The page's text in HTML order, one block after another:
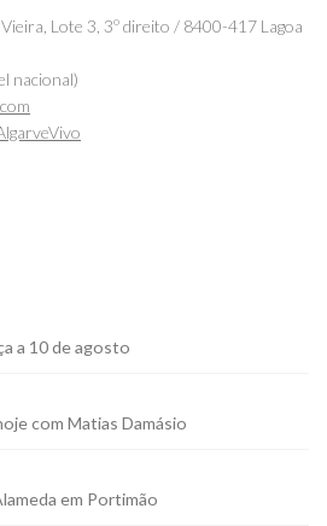
Lote 3, 3º direito / 8400-417 Lagoa
nacional)
a 10 de agosto
com Matias Damásio
em Portimão